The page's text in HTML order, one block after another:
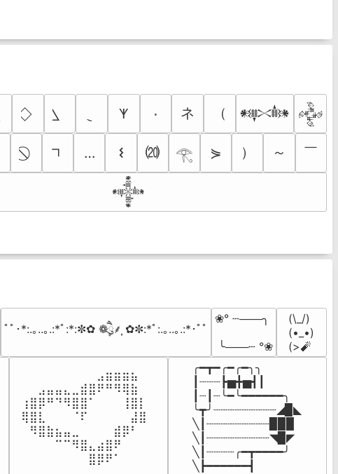
𐊵 ٠ ネ （ 𒀰 𒅒
… 𐌔 ⒇ 𓂀 ⋟ ） ～ ￣
𒀱
ﾟﾟ･*:.｡..｡.:*ﾟ:*:✼✿ ❁ཻུ۪۪⸙͎ ✿✼:*ﾟ:.｡..｡.:*･ﾟﾟ
❀° ┄───╮
╰───┄ °❀
(\_/)
(•_•)
(>🧨
⠀⠀⠀⠀⠀⠀⠀⠀⠀⣠⣶⣶⣶⣦⠀⠀
⠀⠀⣠⣤⣤⣄⣀⣾⣿⠟⠛⠻⢿⣷⠀
⢰⣿⡿⠛⠙⠻⣿⣿⠁⠀⠀⠀⢸⣿⡇
⢿⣿⣇⠀⠀⠀⠈⠏⠀⠀⠀⠀⠀⣼⣿⠀
⠀⠻⣿⣷⣦⣤⣀⠀⠀⠀⠀⣾⡿⠃⠀
⠀⠀⠀⠀⠉⠉⠻⣿⣄⣴⣿⠟⠀⠀⠀
⠀⠀⠀⠀⠀⠀⠀⠀⣿⡿⠟⠁⠀⠀⠀⠀
╭━┳━╭━╭━╮╮
┃┈┈┈┣▅╋▅┫┃
┃┈┃┈╰━╰━━━━━━╮
╰┳╯┈┈┈┈┈┈┈┈┈◢▉◣
╲┃┈┈┈┈┈┈┈┈┈▉▉▉
╲┃┈┈┈┈┈┈┈┈┈◥▉◤
╲┃┈┈┈┈╭━┳━━━━╯
╲┣━━━━━━┫﻿